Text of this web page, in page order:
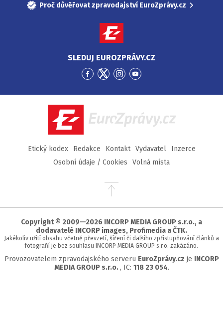
Proč důvěřovat zpravodajství EuroZprávy.cz
SLEDUJ EUROZPRÁVY.CZ
Přejít
Facebook
Přejít
Twitter
Přejít
Instagram
Přejít
YouTube
EuroZprávy.cz
Etický kodex Redakce Kontakt Vydavatel
Inzerce
Osobní údaje / Cookies
Volná místa
Přejít
stránky
Copyright © 2009—2026 INCORP MEDIA GROUP s.r.o., a
dodavatelé INCORP images, Profimedia a ČTK.
Jakékoliv užití obsahu včetně převzetí, šíření či dalšího zpřístupňování článků a
fotografií je bez souhlasu INCORP MEDIA GROUP s.r.o. zakázáno.
Provozovatelem zpravodajského serveru EuroZprávy.cz je INCORP
MEDIA GROUP s.r.o. , IC: 118 23 054.